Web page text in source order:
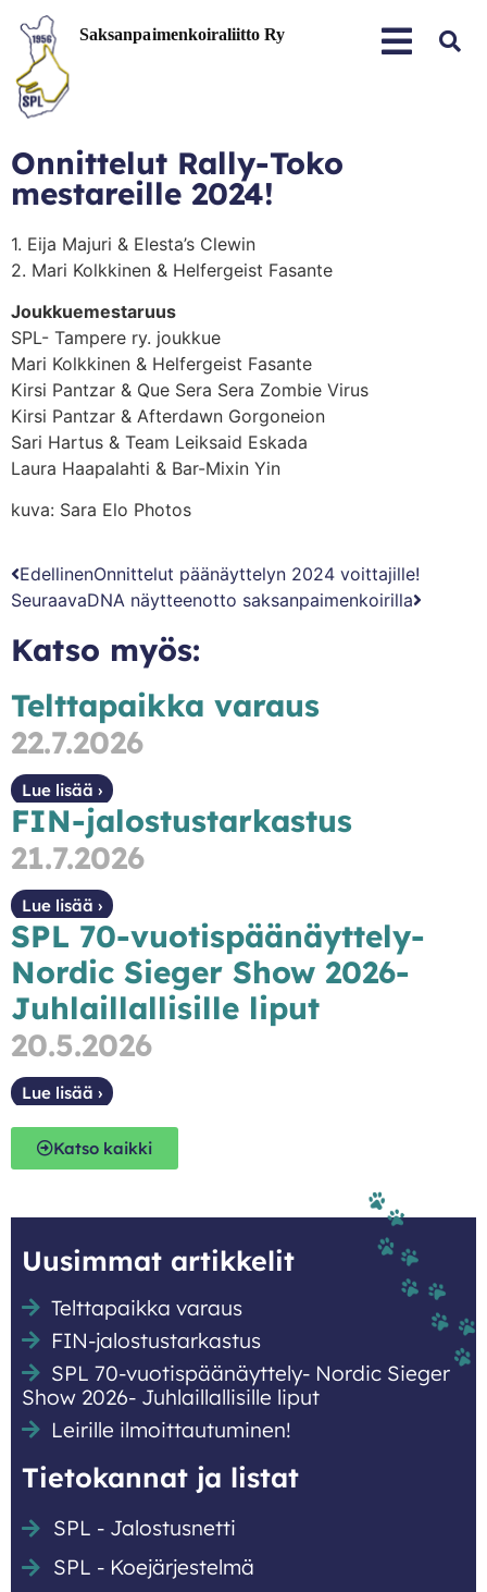
Onnittelut Rally-Toko
mestareille 2024!
1. Eija Majuri & Elesta’s Clewin
2. Mari Kolkkinen & Helfergeist Fasante
Joukkuemestaruus
SPL- Tampere ry. joukkue
Mari Kolkkinen & Helfergeist Fasante
Kirsi Pantzar & Que Sera Sera Zombie Virus
Kirsi Pantzar & Afterdawn Gorgoneion
Sari Hartus & Team Leiksaid Eskada
Laura Haapalahti & Bar-Mixin Yin
kuva: Sara Elo Photos
EdellinenOnnittelut päänäyttelyn 2024 voittajille!
SeuraavaDNA näytteenotto saksanpaimenkoirilla
Katso myös:
Telttapaikka varaus
22.7.2026
Lue lisää ›
FIN-jalostustarkastus
21.7.2026
Lue lisää ›
SPL 70-vuotispäänäyttely-
Nordic Sieger Show 2026-
Juhlaillallisille liput
20.5.2026
Lue lisää ›
Katso kaikki
Uusimmat artikkelit
Telttapaikka varaus
FIN-jalostustarkastus
SPL 70-vuotispäänäyttely- Nordic Sieger
Show 2026- Juhlaillallisille liput
Leirille ilmoittautuminen!
Tietokannat ja listat
SPL - Jalostusnetti
SPL - Koejärjestelmä